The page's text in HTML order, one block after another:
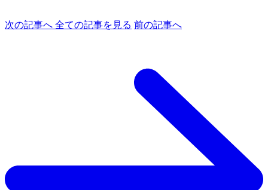
次の記事へ 全ての記事を見る 前の記事へ